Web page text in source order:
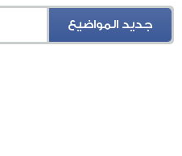
جديد المواضيع